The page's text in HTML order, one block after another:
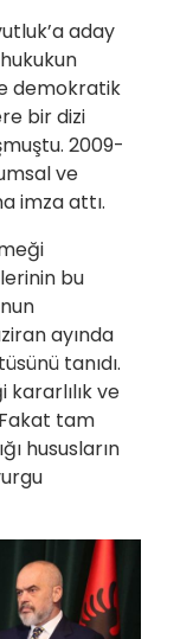
aday
demokratik
bir dizi
2009-
ve
imza attı.
bu
ayında
tanıdı.
ve
tam
hususların